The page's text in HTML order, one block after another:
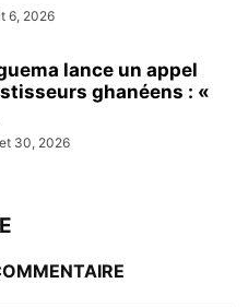
6, 2026
lance un appel
ghanéens : «
30, 2026